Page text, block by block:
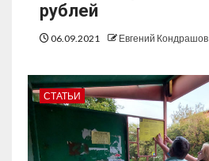
рублей
06.09.2021 Евгений Кондрашов
СТАТЬИ